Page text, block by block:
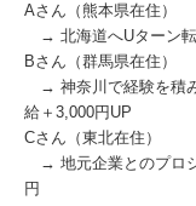
Aさん（熊本県在住）
→ 北海道へUターン転
Bさん（群馬県在住）
→ 神奈川で経験を積
給＋3,000円UP
Cさん（東北在住）
→ 地元企業とのプロ
円